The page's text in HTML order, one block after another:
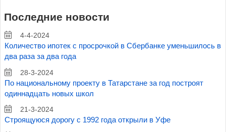
Последние новости
4-4-2024
Количество ипотек с просрочкой в Сбербанке уменьшилось в
два раза за два года
28-3-2024
По национальному проекту в Татарстане за год построят
одиннадцать новых школ
21-3-2024
Строящуюся дорогу с 1992 года открыли в Уфе